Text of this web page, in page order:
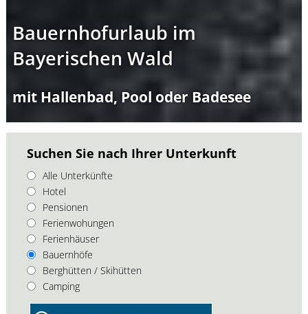
Bauernhofurlaub im
Bayerischen Wald
mit Hallenbad, Pool oder Badesee
Suchen Sie nach Ihrer Unterkunft
Alle Unterkünfte
Hotel
Pensionen
Ferienwohungen
Ferienhäuser
Bauernhöfe
Berghütten / Skihütten
Camping